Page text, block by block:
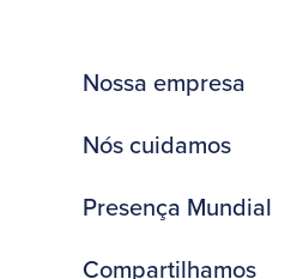
Nossa empresa
Nós cuidamos
Presença Mundial
Compartilhamos